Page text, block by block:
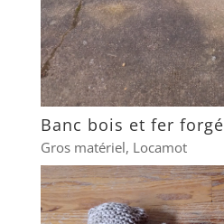
Banc bois et fer forgé
Gros matériel, Locamot